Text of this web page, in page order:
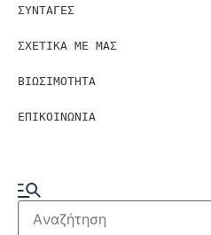
ΣΥΝΤΑΓΕΣ
ΣΧΕΤΙΚΑ ΜΕ ΜΑΣ
ΒΙΩΣΙΜΟΤΗΤΑ
ΕΠΙΚΟΙΝΩΝΙΑ